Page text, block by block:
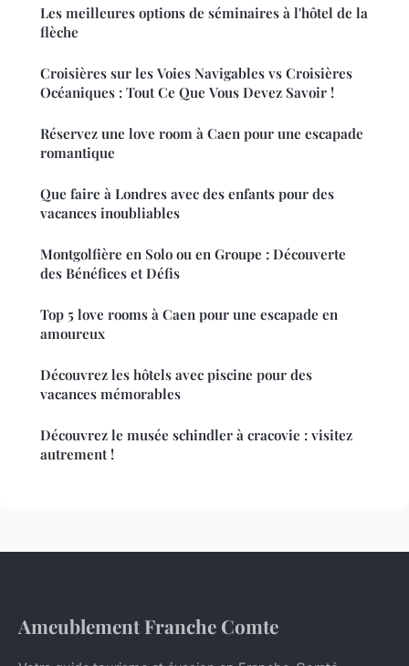
Les meilleures options de séminaires à l'hôtel de la
flèche
Croisières sur les Voies Navigables vs Croisières
Océaniques : Tout Ce Que Vous Devez Savoir !
Réservez une love room à Caen pour une escapade
romantique
Que faire à Londres avec des enfants pour des
vacances inoubliables
Montgolfière en Solo ou en Groupe : Découverte
des Bénéfices et Défis
Top 5 love rooms à Caen pour une escapade en
amoureux
Découvrez les hôtels avec piscine pour des
vacances mémorables
Découvrez le musée schindler à cracovie : visitez
autrement !
Ameublement Franche Comte